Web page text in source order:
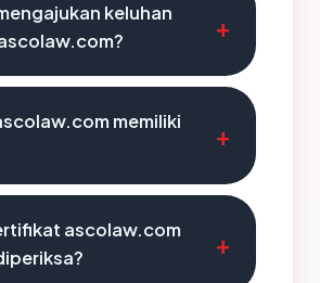
keluhan
memiliki
ascolaw.com